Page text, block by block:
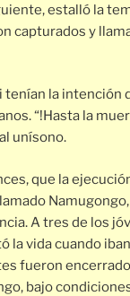
estalló la
capturados y
tenían la intención
“!Hasta la
unísono.
que la
A tres de los
la vida cuando
fueron
bajo